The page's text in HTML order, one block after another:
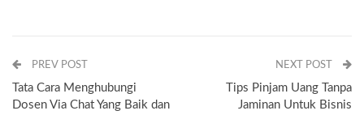
PREV POST
Tata Cara Menghubungi
Dosen Via Chat Yang Baik dan
NEXT POST
Tips Pinjam Uang Tanpa
Jaminan Untuk Bisnis